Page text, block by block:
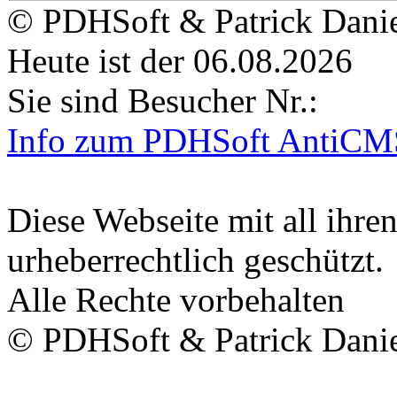
© PDHSoft & Patrick
Heute ist der 06.08.2026
Sie sind Besucher Nr.:
Info zum PDHSoft
Diese Webseite mit all
urheberrechtlich geschützt.
Alle Rechte vorbehalten
© PDHSoft & Patrick